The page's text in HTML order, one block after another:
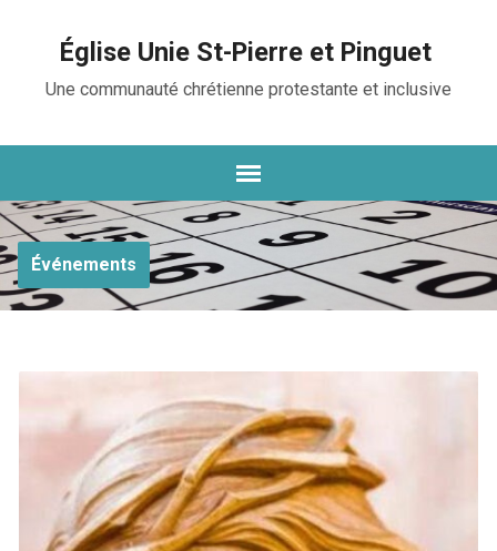
Église Unie St-Pierre et Pinguet
Une communauté chrétienne protestante et inclusive
Événements